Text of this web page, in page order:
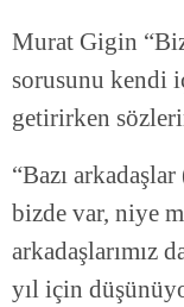
Murat Gigin
sorusunu kendi
getirirken
“Bazı
bizde var, niye
arkadaşlarımız
yıl için